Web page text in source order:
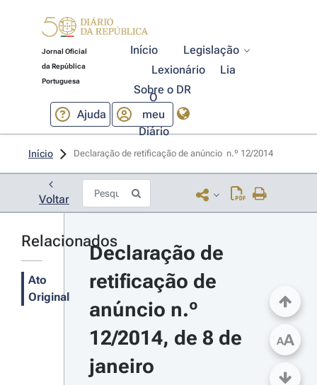
Jornal Oficial
da República
Portuguesa
Início
Legislação
Lexionário
Lia
Sobre o DR
Ajuda
O
meu
Diário
Início Declaração de retificação de anúncio  n.º 12/2014
Voltar
Relacionados
Ato
Original
Declaração de
retificação de
anúncio n.º
12/2014, de 8 de
janeiro
AA